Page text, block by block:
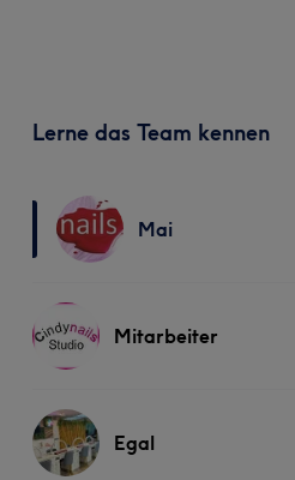
Lerne das Team kennen
Mai
Mitarbeiter
Egal